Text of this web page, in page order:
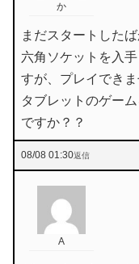
か
まだスタートしたば
六角ソケットを入
すが、プレイできま
タブレットのゲー
ですか？？
08/08 01:30返信
A